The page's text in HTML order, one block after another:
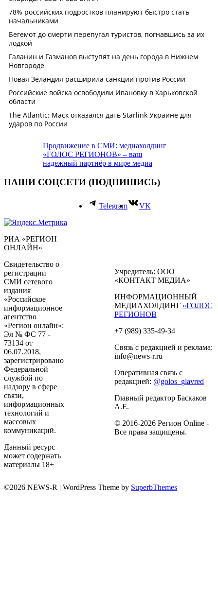
Продвижение в СМИ: медиахолдинг
«ГОЛОС РЕГИОНОВ» – ваш
надежный партнёр в мире медиа
НАШИ СОЦСЕТИ (ПОДПИШИСЬ)
Telegram VK
РИА «РЕГИОН
ОНЛАЙН»
Свидетельство о
регистрации
СМИ сетевого
издания
«Российское
информационное
агентство
«Регион онлайн»:
Эл № ФС 77 -
73134 от
06.07.2018,
зарегистрировано
Федеральной
службой по
надзору в сфере
связи,
информационных
технологий и
массовых
коммуникаций.
Данный ресурс
может содержать
материалы 18+
Учредитель: ООО
«КОНТАКТ МЕДИА»
ИНФОРМАЦИОННЫЙ
МЕДИАХОЛДИНГ «ГОЛОС
РЕГИОНОВ
+7 (989) 335-49-34
Связь с редакцией и реклама:
info@news-r.ru
Оперативная связь с
редакцией: @golos_glavred
Главный редактор Баскаков
А.Е.
© 2016-2026 Регион Online -
Все права защищены.
©2026 NEWS-R | WordPress Theme by SuperbThemes